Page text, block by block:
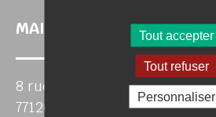
MAIRIE DE GIREMOUTIERS
8 rue de Corbeville
77120 GIREMOUTIERS
Tout accepter
Tout refuser
Personnaliser